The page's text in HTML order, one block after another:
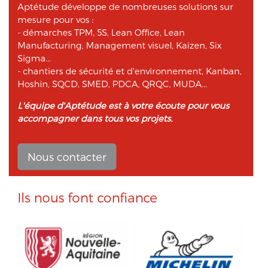
Aptétude développe de nombreuses solutions sur
mesure pour vos :
- démarches TPM, 5S, Lean Office, Lean
Manufacturing, Management visuel, Kaizen, Six
Sigma...
- chantiers de sécurité et d'environnement, Kanban,
Hoshin, SQCD, SMED, PDCA, QRQC, MUDA...
L'équipe d'Aptétude est à votre écoute pour vous
accompagner dans tous vos projets.
Nous contacter
Ils nous font confiance